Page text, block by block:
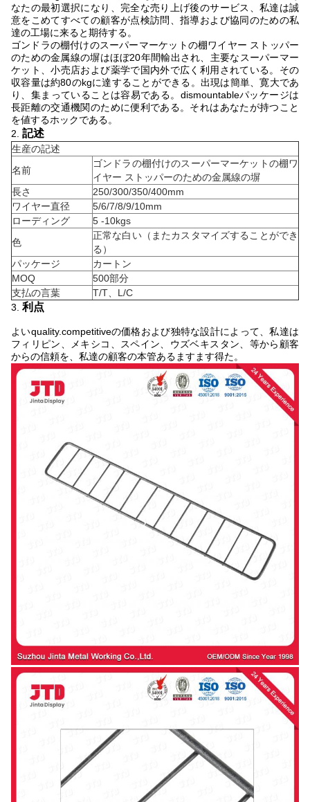
なたの最初選択になり、完全な売り上げ後のサービス、私達は誠
意をこめてすべての顧客が点検訪問、指導および協同のための私
達の工場に来ると期待する。
ゴンドラの棚付けのスーパーマーケットの棚ワイヤー ストッパー
のための金属線の塀はほぼ20年間輸出され、主要なスーパーマー
ケット、小売店および薬学で国内外で広く利用されている。その
収容量は約80のkgに達することができる。出現は簡単、寛大であ
り、集まっていることは容易である。dismountableパッケージは
長距離の交通機関のために便利である。それはあなたが持つこと
を値するホックである。
2. 記述
生産の記述
名前
ゴンドラの棚付けのスーパーマーケットの棚ワ
イヤー ストッパーのための金属線の塀
長さ
250/300/350/400mm
ワイヤー直径
5/6/7/8/9/10mm
ローディング
5 -10kgs
色
正常な白い（またカスタマイズすることができ
る）
パッケージ
カートン
MOQ
500部分
支払の言葉
T/T、L/C
3. 利点
よいquality.competitiveの価格および独特な設計によって、私達は
フィリピン、メキシコ、スペイン、ウズベキスタン、等から顧客
からの信頼を、私達の顧客の本管あるますます得た。